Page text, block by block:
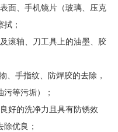
面、手机镜片（玻璃、压克
拭；
滚轴、刀工具上的油墨、胶
、手指纹、防焊胶的去除，
等污垢）；
好的洗净力且具有防锈效
优良；